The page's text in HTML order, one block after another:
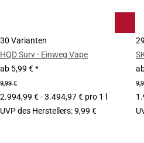
30 Varianten
HQD Surv - Einweg Vape
ab 5,99 €*
9,99 €
2.994,99 € - 3.494,97 € pro 1 l
UVP des Herstellers:9,99 €